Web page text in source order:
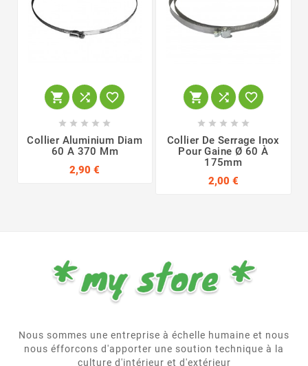
  
    
Collier Aluminium Diam
60 A 370 Mm
2,90 €
  
    
Collier De Serrage Inox
Pour Gaine Ø 60 À
175mm
2,00 €
Nous sommes une entreprise à échelle humaine et nous
nous éfforcons d'apporter une soution technique à la
culture d'intérieur et d'extérieur